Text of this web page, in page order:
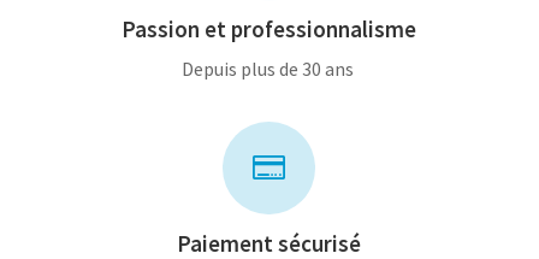
Passion et professionnalisme
Depuis plus de 30 ans

Paiement sécurisé